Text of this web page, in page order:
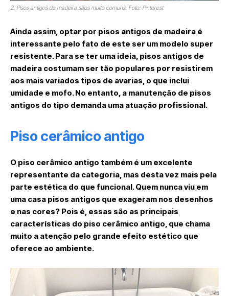
2. Pisos antigos de madeira sãos muito comuns. Foto: Pinterest
Ainda assim, optar por pisos antigos de madeira é
interessante pelo fato de este ser um modelo super
resistente. Para se ter uma ideia, pisos antigos de
madeira costumam ser tão populares por resistirem
aos mais variados tipos de avarias, o que inclui
umidade e mofo. No entanto, a manutenção de pisos
antigos do tipo demanda uma atuação profissional.
Piso cerâmico antigo
O piso cerâmico antigo também é um excelente
representante da categoria, mas desta vez mais pela
parte estética do que funcional. Quem nunca viu em
uma casa pisos antigos que exageram nos desenhos
e nas cores? Pois é, essas são as principais
características do piso cerâmico antigo, que chama
muito a atenção pelo grande efeito estético que
oferece ao ambiente.